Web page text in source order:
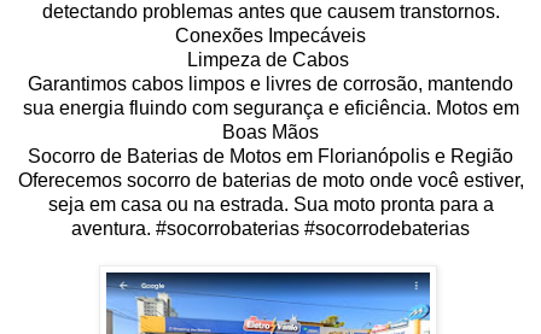
detectando problemas antes que causem transtornos.
Conexões Impecáveis
Limpeza de Cabos
Garantimos cabos limpos e livres de corrosão, mantendo
sua energia fluindo com segurança e eficiência. Motos em
Boas Mãos
Socorro de Baterias de Motos em Florianópolis e Região
Oferecemos socorro de baterias de moto onde você estiver,
seja em casa ou na estrada. Sua moto pronta para a
aventura. #socorrobaterias #socorrodebaterias